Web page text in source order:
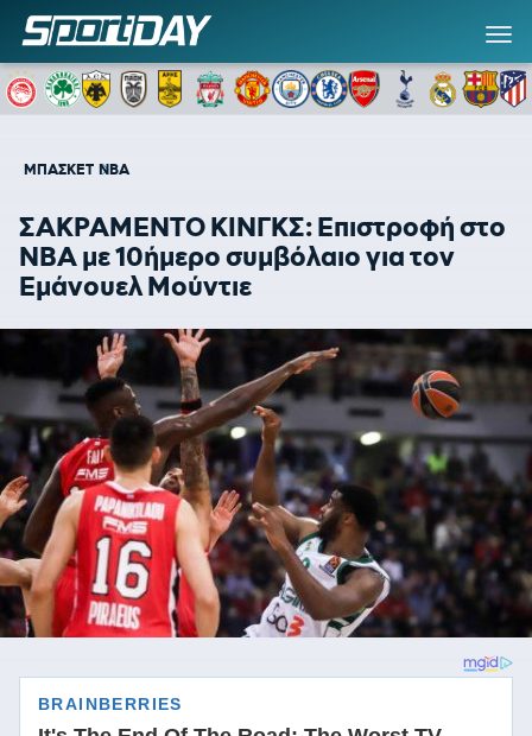
ΜΠΑΣΚΕΤ NBA
ΣΑΚΡΑΜΕΝΤΟ ΚΙΝΓΚΣ: Επιστροφή στο
NBA με 10ήμερο συμβόλαιο για τον
Εμάνουελ Μούντιε